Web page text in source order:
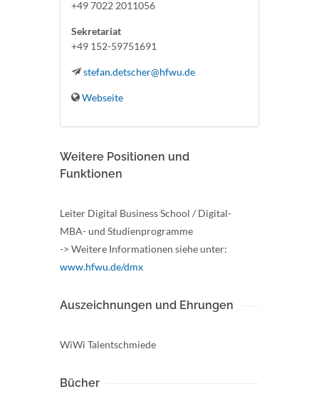
+49 7022 2011056
Sekretariat
+49 152-59751691
stefan.detscher@hfwu.de
Webseite
Weitere Positionen und
Funktionen
Leiter Digital Business School / Digital-
MBA- und Studienprogramme
-> Weitere Informationen siehe unter:
www.hfwu.de/dmx
Auszeichnungen und Ehrungen
WiWi Talentschmiede
Bücher